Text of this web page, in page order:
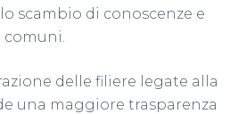
scambio di conoscenze e
comuni.
delle filiere legate alla
una maggiore trasparenza